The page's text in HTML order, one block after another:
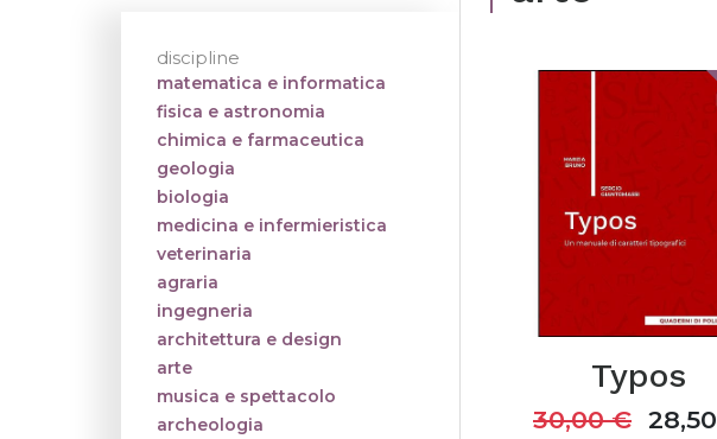
discipline
matematica e informatica
fisica e astronomia
chimica e farmaceutica
geologia
biologia
medicina e infermieristica
veterinaria
agraria
ingegneria
architettura e design
arte
musica e spettacolo
archeologia
Typos
30,00€ 28,50